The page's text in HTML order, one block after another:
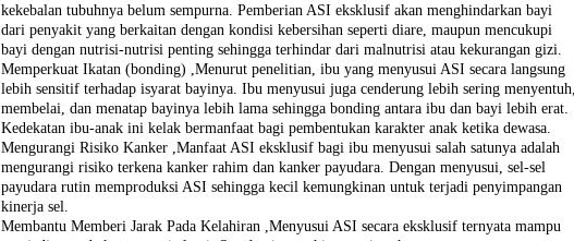
kekebalan tubuhnya belum sempurna. Pemberian ASI eksklusif akan menghindarkan bayi
dari penyakit yang berkaitan dengan kondisi kebersihan seperti diare, maupun mencukupi
bayi dengan nutrisi-nutrisi penting sehingga terhindar dari malnutrisi atau kekurangan gizi.
Memperkuat Ikatan (bonding) ,Menurut penelitian, ibu yang menyusui ASI secara langsung
lebih sensitif terhadap isyarat bayinya. Ibu menyusui juga cenderung lebih sering menyentuh,
membelai, dan menatap bayinya lebih lama sehingga bonding antara ibu dan bayi lebih erat.
Kedekatan ibu-anak ini kelak bermanfaat bagi pembentukan karakter anak ketika dewasa.
Mengurangi Risiko Kanker ,Manfaat ASI eksklusif bagi ibu menyusui salah satunya adalah
mengurangi risiko terkena kanker rahim dan kanker payudara. Dengan menyusui, sel-sel
payudara rutin memproduksi ASI sehingga kecil kemungkinan untuk terjadi penyimpangan
kinerja sel.
Membantu Memberi Jarak Pada Kelahiran ,Menyusui ASI secara eksklusif ternyata mampu